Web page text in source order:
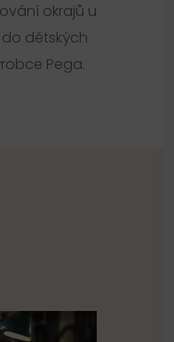
okrajů u
dětských
Pega.